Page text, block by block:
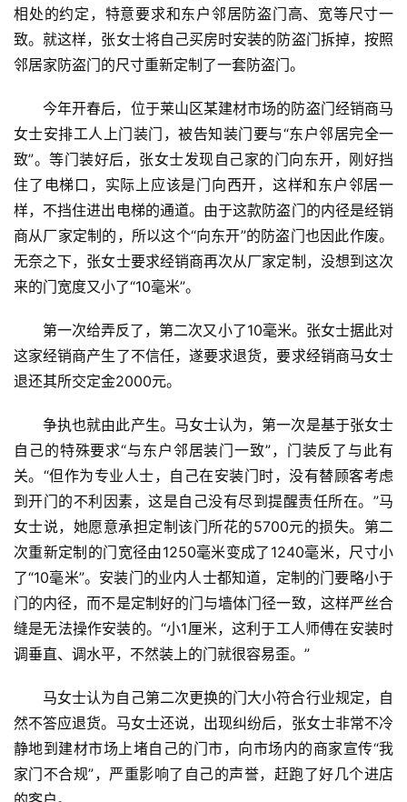
入
户
门
卧
室
卫
生
庭
院
大
门
铸
铝
门
安
装
安
登录 注册
相处的约定，特意要求和东户邻居防盗门高、宽等尺寸一
致。就这样，张女士将自己买房时安装的防盗门拆掉，按照
邻居家防盗门的尺寸重新定制了一套防盗门。
今年开春后，位于莱山区某建材市场的防盗门经销商马
女士安排工人上门装门，被告知装门要与“东户邻居完全一
致”。等门装好后，张女士发现自己家的门向东开，刚好挡
住了电梯口，实际上应该是门向西开，这样和东户邻居一
样，不挡住进出电梯的通道。由于这款防盗门的内径是经销
商从厂家定制的，所以这个“向东开”的防盗门也因此作废。
无奈之下，张女士要求经销商再次从厂家定制，没想到这次
来的门宽度又小了“10毫米”。
第一次给弄反了，第二次又小了10毫米。张女士据此对
这家经销商产生了不信任，遂要求退货，要求经销商马女士
退还其所交定金2000元。
争执也就由此产生。马女士认为，第一次是基于张女士
自己的特殊要求“与东户邻居装门一致”，门装反了与此有
关。“但作为专业人士，自己在安装门时，没有替顾客考虑
到开门的不利因素，这是自己没有尽到提醒责任所在。”马
女士说，她愿意承担定制该门所花的5700元的损失。第二
次重新定制的门宽径由1250毫米变成了1240毫米，尺寸小
了“10毫米”。安装门的业内人士都知道，定制的门要略小于
门的内径，而不是定制好的门与墙体门径一致，这样严丝合
缝是无法操作安装的。“小1厘米，这利于工人师傅在安装时
调垂直、调水平，不然装上的门就很容易歪。”
马女士认为自己第二次更换的门大小符合行业规定，自
然不答应退货。马女士还说，出现纠纷后，张女士非常不冷
静地到建材市场上堵自己的门市，向市场内的商家宣传“我
家门不合规”，严重影响了自己的声誉，赶跑了好几个进店